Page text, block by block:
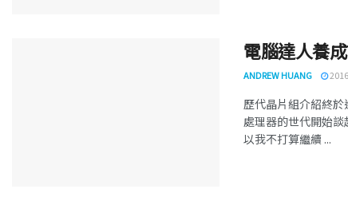
電腦達人養
ANDREW HUANG
歷代晶片組介紹終於
處理器的世代開始
以我不打算繼續 ...